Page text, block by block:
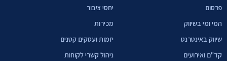
פרסום
המי ומי בשיווק
שיווק באינטרנט
קד"ם ואירועים
יחסי ציבור
מכירות
יזמות ועסקים קטנים
ניהול קשרי לקוחות